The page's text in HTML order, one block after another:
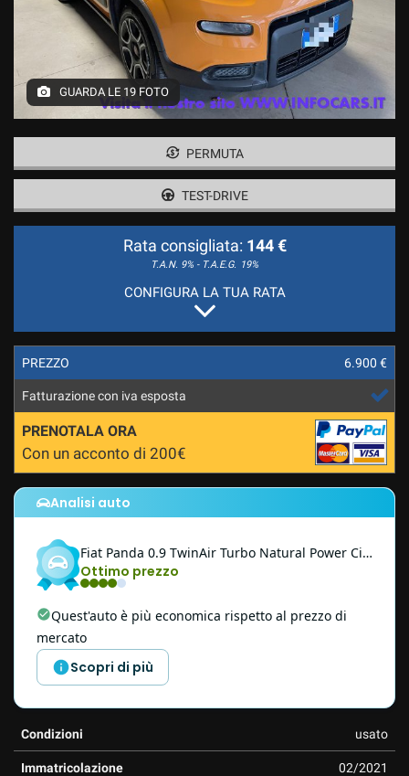
I NOSTRI SERVIZI
INTEGRATIVI
COMPRIAMO IL TUO USATO
ESTEMOTOR ,UFFICIALE
CONTATTACI
GUARDA LE 19 FOTO
PERMUTA
TEST-DRIVE
Rata consigliata: 144 €
T.A.N. 9% - T.A.E.G. 19%
CONFIGURA LA TUA RATA
PREZZO 6.900 €
Fatturazione con iva esposta
PRENOTALA ORA
Con un acconto di 200€
Analisi auto
Fiat Panda 0.9 TwinAir Turbo Natural Power City Life PROMO
Ottimo prezzo
Quest'auto è più economica rispetto al prezzo di
mercato
Scopri di più
Condizioni usato
Immatricolazione 02/2021
tracciamento
offrire
le
funzionalità
e
le
di
seguito
sull'utilità
sul
funzionamento
questi
strumenti
di
rimanda
cookie
policy.
Puoi
rivedere
modificare
tue
qualsiasi
momento.